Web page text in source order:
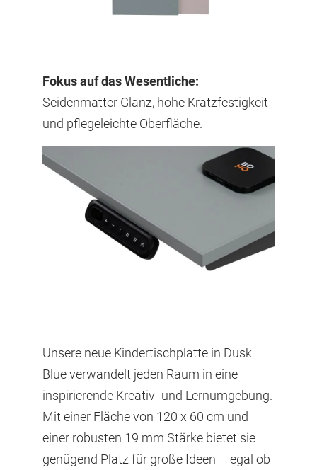
Fokus auf das Wesentliche:
Seidenmatter Glanz, hohe Kratzfestigkeit
und pflegeleichte Oberfläche.
Unsere neue Kindertischplatte in Dusk
Blue verwandelt jeden Raum in eine
inspirierende Kreativ- und Lernumgebung.
Mit einer Fläche von 120 x 60 cm und
einer robusten 19 mm Stärke bietet sie
genügend Platz für große Ideen – egal ob